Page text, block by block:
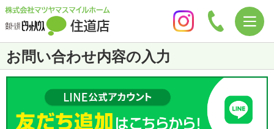
お問い合わせ内容の入力